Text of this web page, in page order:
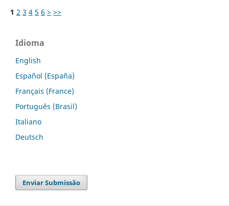
1 2 3 4 5 6 > >>
Idioma
English
Español (España)
Français (France)
Português (Brasil)
Italiano
Deutsch
Enviar Submissão